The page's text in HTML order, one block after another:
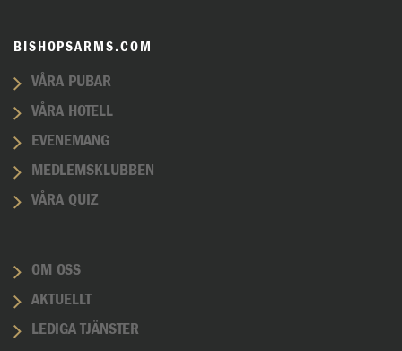
BISHOPSARMS.COM
VÅRA PUBAR
VÅRA HOTELL
EVENEMANG
MEDLEMSKLUBBEN
VÅRA QUIZ
OM OSS
AKTUELLT
LEDIGA TJÄNSTER